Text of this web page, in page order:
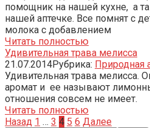
помощник на нашей кухне, а
нашей аптечке. Все помнят с
молока с добавлением
Читать полностью
Удивительная трава мелисса
21.07.2014Рубрика: Природная
Удивительная трава мелисса.
аромат и ее называют
отношения совсем не имеет.
Читать полностью
Пагинация
Назад 1 … 3 4 5 6 Далее